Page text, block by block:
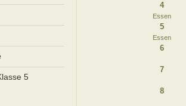
5
4
Essen
5
Essen
6
7
8